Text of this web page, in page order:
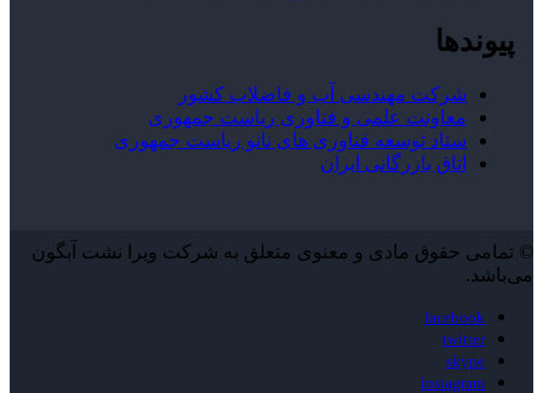
پیوندها
شرکت مهندسی آب و فاضلاب کشور
معاونت علمی و فناوری ریاست جمهوری
ستاد توسعه فناوری های نانو ریاست جمهوری
اتاق بازرگانی ایران
© تمامی حقوق مادی و معنوی متعلق به شرکت ویرا نشت آبگون
می‌باشد.
facebook
twitter
skype
instagram